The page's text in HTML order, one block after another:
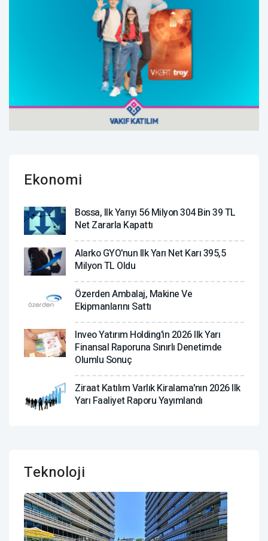
Ekonomi
Bossa, Ilk Yarıyı 56 Milyon 304 Bin 39 TL
Net Zararla Kapattı
Alarko GYO'nun Ilk Yarı Net Karı 395,5
Milyon TL Oldu
Özerden Ambalaj, Makine Ve
Ekipmanlarını Sattı
Inveo Yatırım Holding'in 2026 Ilk Yarı
Finansal Raporuna Sınırlı Denetimde
Olumlu Sonuç
Ziraat Katılım Varlık Kiralama'nın 2026 Ilk
Yarı Faaliyet Raporu Yayımlandı
Teknoloji